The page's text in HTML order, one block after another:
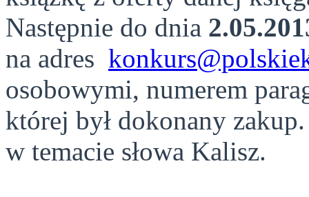
Następnie do dnia
na adres
osobowymi, numerem
której był dokonany
w temacie słowa Kalisz.